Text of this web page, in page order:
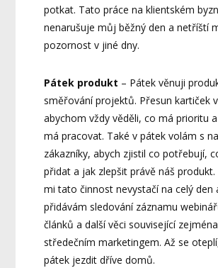
potkat. Tato práce na klientském
nenarušuje můj běžný den a netříští
pozornost v jiné dny.
Pátek produkt – Pátek věnuji
směřování projektů. Přesun kartiček
abychom vždy věděli, co má prioritu
má pracovat. Také v pátek volám s
zákazníky, abych zjistil co potřebují,
přidat a jak zlepšit právě náš
mi tato činnost nevystačí na celý den
přidávám sledování záznamu
článků a další věci související
středečním marketingem. Až se
pátek jezdit dříve domů.